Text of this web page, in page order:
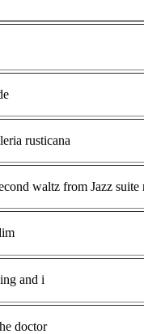
rusticana
waltz from Jazz suite
and i
doctor